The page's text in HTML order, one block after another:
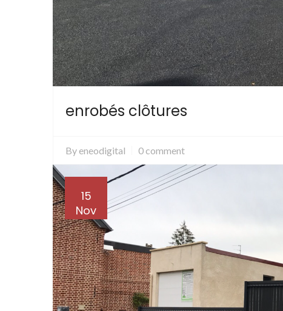
enrobés clôtures
By eneodigital 0 comment
15
Nov